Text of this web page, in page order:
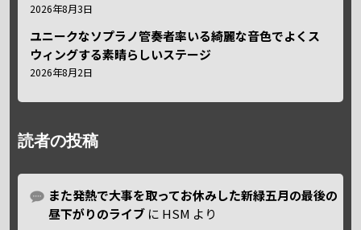
2026年8月3日
ユニークなソプラノ管奏者率いる綺麗な音色でよくス
ウィングする素晴らしいステージ
2026年8月2日
読者の投稿
また発熱で大事を取ってお休みした新緑五月の最後の
昼下がりのライブ に HSM より